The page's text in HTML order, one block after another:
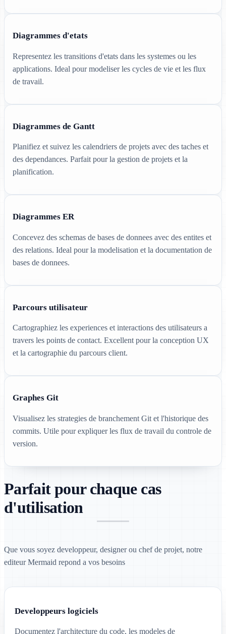
Diagrammes d'etats
Representez les transitions d'etats dans les systemes ou les
applications. Ideal pour modeliser les cycles de vie et les flux
de travail.
Diagrammes de Gantt
Planifiez et suivez les calendriers de projets avec des taches et
des dependances. Parfait pour la gestion de projets et la
planification.
Diagrammes ER
Concevez des schemas de bases de donnees avec des entites et
des relations. Ideal pour la modelisation et la documentation de
bases de donnees.
Parcours utilisateur
Cartographiez les experiences et interactions des utilisateurs a
travers les points de contact. Excellent pour la conception UX
et la cartographie du parcours client.
Graphes Git
Visualisez les strategies de branchement Git et l'historique des
commits. Utile pour expliquer les flux de travail du controle de
version.
Parfait pour chaque cas
d'utilisation
Que vous soyez developpeur, designer ou chef de projet, notre
editeur Mermaid repond a vos besoins
Developpeurs logiciels
Documentez l'architecture du code, les modeles de